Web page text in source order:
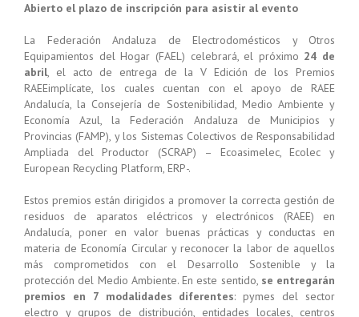
Abierto el plazo de inscripción para asistir al evento
La Federación Andaluza de Electrodomésticos y Otros
Equipamientos del Hogar (FAEL) celebrará, el próximo 24 de
abril, el acto de entrega de la V Edición de los Premios
RAEEimplícate, los cuales cuentan con el apoyo de RAEE
Andalucía, la Consejería de Sostenibilidad, Medio Ambiente y
Economía Azul, la Federación Andaluza de Municipios y
Provincias (FAMP), y los Sistemas Colectivos de Responsabilidad
Ampliada del Productor (SCRAP) – Ecoasimelec, Ecolec y
European Recycling Platform, ERP-.
Estos premios están dirigidos a promover la correcta gestión de
residuos de aparatos eléctricos y electrónicos (RAEE) en
Andalucía, poner en valor buenas prácticas y conductas en
materia de Economía Circular y reconocer la labor de aquellos
más comprometidos con el Desarrollo Sostenible y la
protección del Medio Ambiente. En este sentido, se entregarán
premios en 7 modalidades diferentes: pymes del sector
electro y grupos de distribución, entidades locales, centros